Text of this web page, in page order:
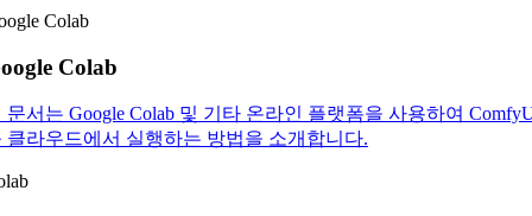
Colab
Colab
문서는 Google Colab 및 기타 온라인 플랫폼을 사용하여
클라우드에서 실행하는 방법을 소개합니다.